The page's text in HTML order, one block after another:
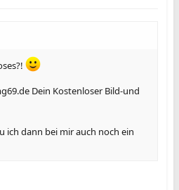
Dein Kostenloser Bild-und
ich dann bei mir auch noch ein